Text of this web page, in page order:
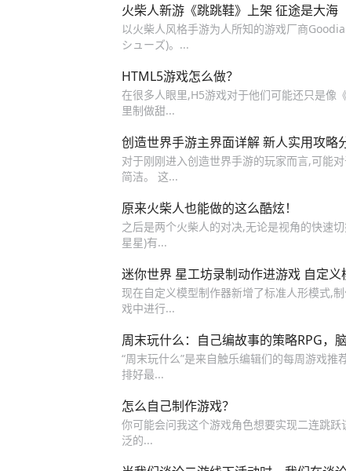
火柴人新游《跳跳鞋》上架 征途是大海
以火柴人风格手游为人所知的游戏厂商
シューズ)。...
HTML5游戏怎么做？
在很多人眼里,H5游戏对于他们可能还只是像
里制做甜...
创造世界手游主界面详解 新人实用攻略
对于刚刚进入创造世界手游的玩家而言,可能
简洁。 这...
原来火柴人也能做的这么酷炫！
之后是两个火柴人的对决,无论是视角的快速
星星)有...
迷你世界 星工坊录制动作进游戏 自定
现在自定义模型制作器新增了标准人形模式,
戏中进行...
周末玩什么：自己编故事的策略RPG，
“周末玩什么”是来自触乐编辑们的每周游戏
排好最...
怎么自己制作游戏？
你可能会问我这个游戏角色想要实现二连跳
泛的...